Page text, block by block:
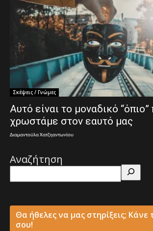
Σκέψεις / Γνώμες
Αυτό είναι το μοναδικό “όπιο”
χρωστάμε στον εαυτό μας
Διαμαντούλα Χατζηαντωνίου
Αναζήτηση
Θα ήθελες να μας στηρίξεις;
σου!